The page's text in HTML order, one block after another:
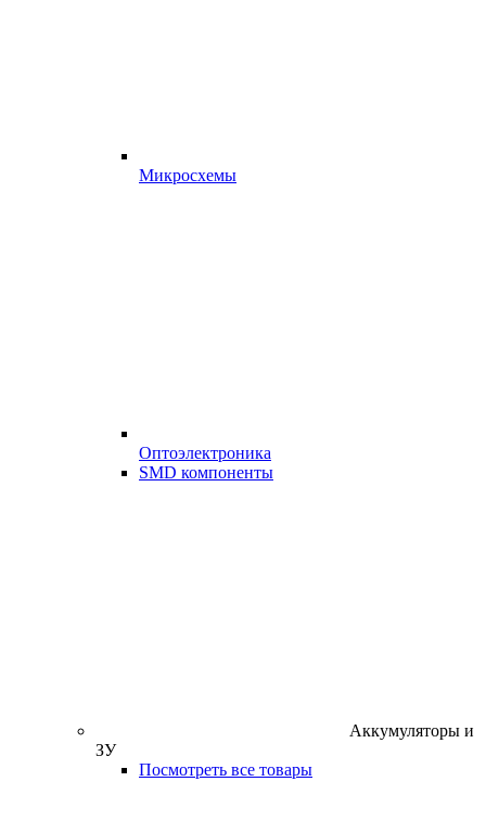
Микросхемы
Оптоэлектроника
SMD компоненты
Аккумуляторы и
ЗУ
Посмотреть все товары